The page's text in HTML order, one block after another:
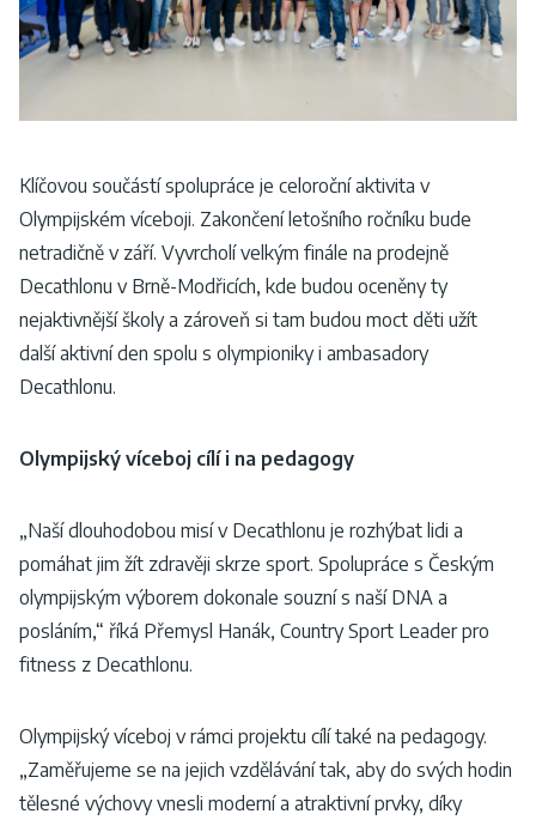
Klíčovou součástí spolupráce je celoroční aktivita v
Olympijském víceboji. Zakončení letošního ročníku bude
netradičně v září. Vyvrcholí velkým finále na prodejně
Decathlonu v Brně-Modřicích, kde budou oceněny ty
nejaktivnější školy a zároveň si tam budou moct děti užít
další aktivní den spolu s olympioniky i ambasadory
Decathlonu.
Olympijský víceboj cílí i na pedagogy
„Naší dlouhodobou misí v Decathlonu je rozhýbat lidi a
pomáhat jim žít zdravěji skrze sport. Spolupráce s Českým
olympijským výborem dokonale souzní s naší DNA a
posláním,“ říká Přemysl Hanák, Country Sport Leader pro
fitness z Decathlonu.
Olympijský víceboj v rámci projektu cílí také na pedagogy.
„Zaměřujeme se na jejich vzdělávání tak, aby do svých hodin
tělesné výchovy vnesli moderní a atraktivní prvky, díky